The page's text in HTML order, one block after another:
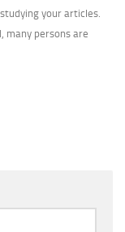
your articles.
many persons are